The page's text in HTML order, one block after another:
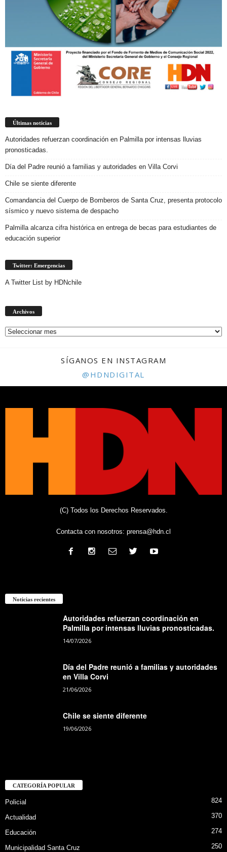
Últimas noticias
Autoridades refuerzan coordinación en Palmilla por intensas lluvias
pronosticadas.
Día del Padre reunió a familias y autoridades en Villa Corvi
Chile se siente diferente
Comandancia del Cuerpo de Bomberos de Santa Cruz, presenta protocolo
sísmico y nuevo sistema de despacho
Palmilla alcanza cifra histórica en entrega de becas para estudiantes de
educación superior
Twitter: Emergencias
A Twitter List by HDNchile
Archivos
SÍGANOS EN INSTAGRAM
@HDNDIGITAL
(C) Todos los Derechos Reservados.
Contacta con nosotros: prensa@hdn.cl
Noticias recientes
Autoridades refuerzan coordinación en
Palmilla por intensas lluvias pronosticadas.
14/07/2026
Día del Padre reunió a familias y autoridades
en Villa Corvi
21/06/2026
Chile se siente diferente
19/06/2026
CATEGORÍA POPULAR
Policial 824
Actualidad 370
Educación 274
Municipalidad Santa Cruz 250